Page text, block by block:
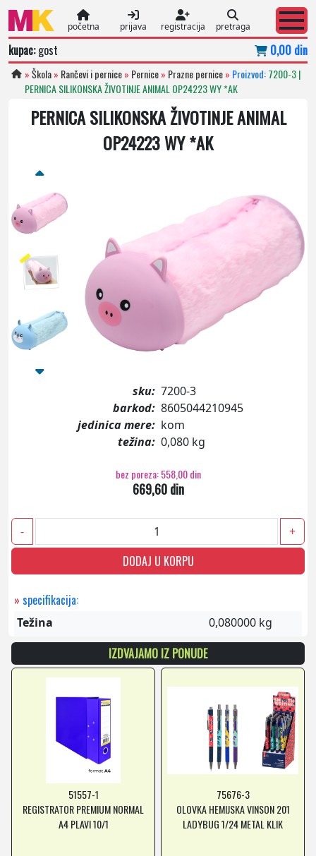
početna prijava registracija pretraga
kupac:gost 0,00 din
»Škola» Rančevi i pernice» Pernice» Prazne pernice» Proizvod:7200-3 |
PERNICA SILIKONSKA ŽIVOTINJE ANIMAL OP24223 WY *AK
PERNICA SILIKONSKA ŽIVOTINJE ANIMAL
OP24223 WY *AK
sku: 7200-3
barkod: 8605044210945
jedinica mere: kom
težina: 0,080 kg
bez poreza: 558,00 din
669,60 din
- +
DODAJ U KORPU
» specifikacija:
Težina 0,080000 kg
IZDVAJAMO IZ PONUDE
51557-1
REGISTRATOR PREMIUM NORMAL
A4 PLAVI 10/1
75676-3
OLOVKA HEMIJSKA VINSON 201
LADYBUG 1/24 METAL KLIK